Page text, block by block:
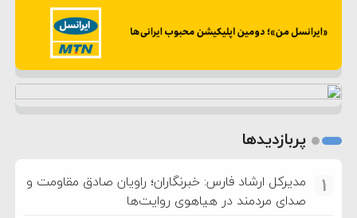
پربازدیدها
1
مدیرکل ارشاد فارس: خبرنگاران؛ راویان صادق مقاومت و
صدای مردمند در هیاهوی روایت‌ها